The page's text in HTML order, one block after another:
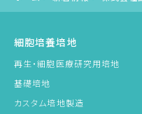
細胞培養培地
再生・細胞医療研究用培地
基礎培地
カスタム培地製造